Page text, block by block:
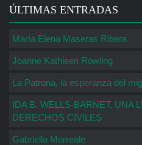
ÚLTIMAS ENTRADAS
María Elena Maseras Ribera
Joanne Kathleen Rowling
La Patrona, la esperanza del
IDA B. WELLS-BARNET, UNA
DERECHOS CIVILES
Gabriella Morreale